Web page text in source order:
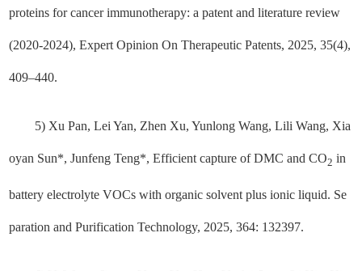
proteins for cancer immunotherapy: a patent and literature review
(2020-2024), Expert Opinion On Therapeutic Patents, 2025, 35(4),
409–440.
5) Xu Pan, Lei Yan, Zhen Xu, Yunlong Wang, Lili Wang, Xia
oyan Sun*, Junfeng Teng*, Efficient capture of DMC and CO2 in
battery electrolyte VOCs with organic solvent plus ionic liquid. Se
paration and Purification Technology, 2025, 364: 132397.